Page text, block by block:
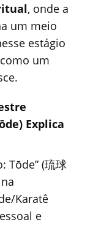
, onde a
um meio
estágio
um
Explica
Tōde” (琉球
Karatê
e